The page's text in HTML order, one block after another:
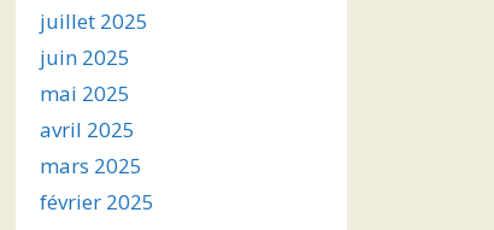
juillet 2025
juin 2025
mai 2025
avril 2025
mars 2025
février 2025